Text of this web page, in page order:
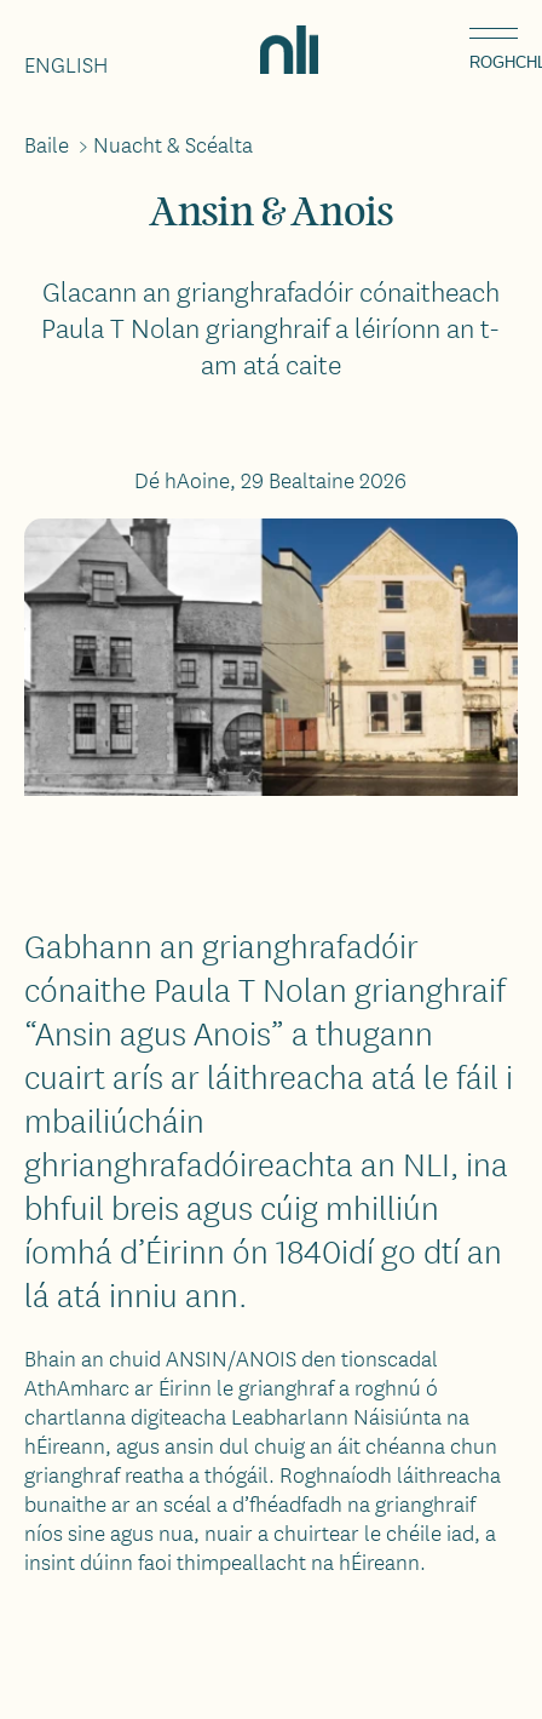
Home,
National
ENGLISH
Breadcrumbs
Baile > Nuacht & Scéalta
Ansin & Anois
Glacann an grianghrafadóir cónaitheach
Paula T Nolan grianghraif a léiríonn an t-
am atá caite
Dé hAoine, 29 Bealtaine 2026
Gabhann an grianghrafadóir
cónaithe Paula T Nolan grianghraif
“Ansin agus Anois” a thugann
cuairt arís ar láithreacha atá le fáil i
mbailiúcháin
ghrianghrafadóireachta an NLI, ina
bhfuil breis agus cúig mhilliún
íomhá d’Éirinn ón 1840idí go dtí an
lá atá inniu ann.
Bhain an chuid ANSIN/ANOIS den tionscadal
AthAmharc ar Éirinn le grianghraf a roghnú ó
chartlanna digiteacha Leabharlann Náisiúnta na
hÉireann, agus ansin dul chuig an áit chéanna chun
grianghraf reatha a thógáil. Roghnaíodh láithreacha
bunaithe ar an scéal a d’fhéadfadh na grianghraif
níos sine agus nua, nuair a chuirtear le chéile iad, a
insint dúinn faoi thimpeallacht na hÉireann.